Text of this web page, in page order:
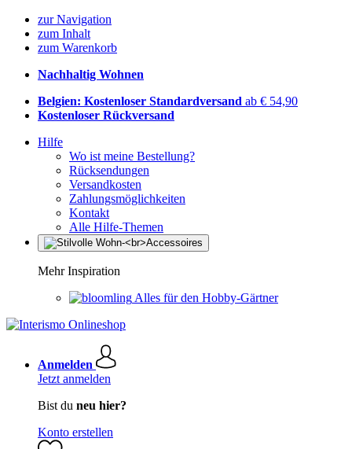
zur Navigation
zum Inhalt
zum Warenkorb
Nachhaltig Wohnen
Belgien: Kostenloser Standardversand ab € 54,90
Kostenloser Rückversand
Hilfe
Wo ist meine Bestellung?
Rücksendungen
Versandkosten
Zahlungsmöglichkeiten
Kontakt
Alle Hilfe-Themen
Mehr Inspiration
Alles für den Hobby-Gärtner
Anmelden
Jetzt anmelden
Bist du neu hier?
Konto erstellen